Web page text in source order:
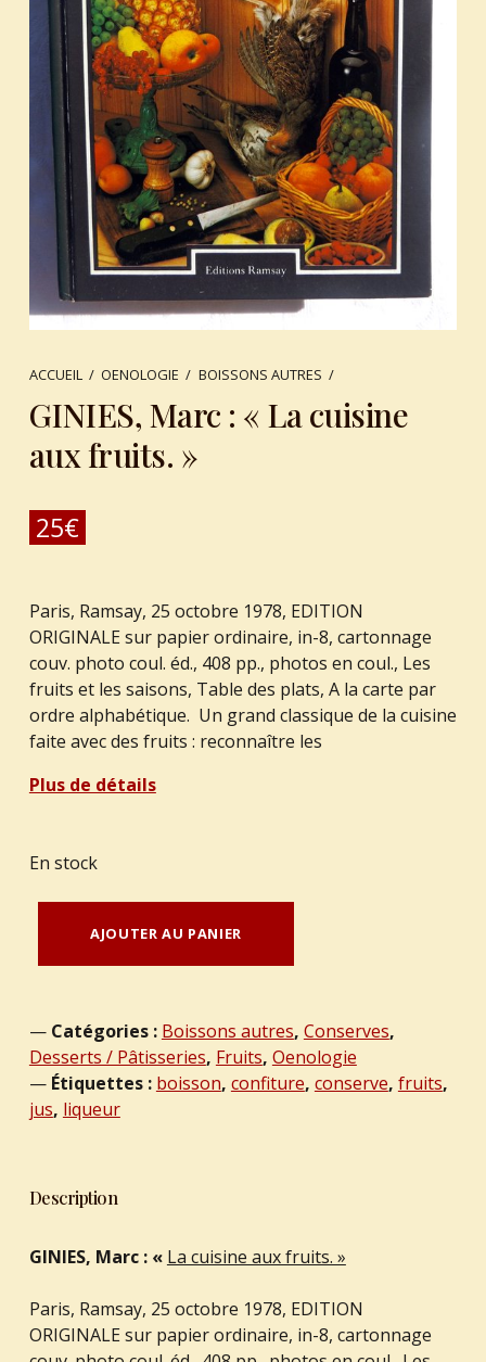
ACCUEIL / OENOLOGIE / BOISSONS AUTRES /
GINIES, Marc : « La cuisine
aux fruits. »
25€
Paris, Ramsay, 25 octobre 1978, EDITION
ORIGINALE sur papier ordinaire, in-8, cartonnage
couv. photo coul. éd., 408 pp., photos en coul., Les
fruits et les saisons, Table des plats, A la carte par
ordre alphabétique. Un grand classique de la cuisine
faite avec des fruits : reconnaître les
Plus de détails
En stock
quantité de GINIES, Marc : "La cuisine aux fruits."
AJOUTER AU PANIER
Catégories : Boissons autres, Conserves,
Desserts / Pâtisseries, Fruits, Oenologie
Étiquettes : boisson, confiture, conserve, fruits,
jus, liqueur
Description
GINIES, Marc : « La cuisine aux fruits. »
Paris, Ramsay, 25 octobre 1978, EDITION
ORIGINALE sur papier ordinaire, in-8, cartonnage